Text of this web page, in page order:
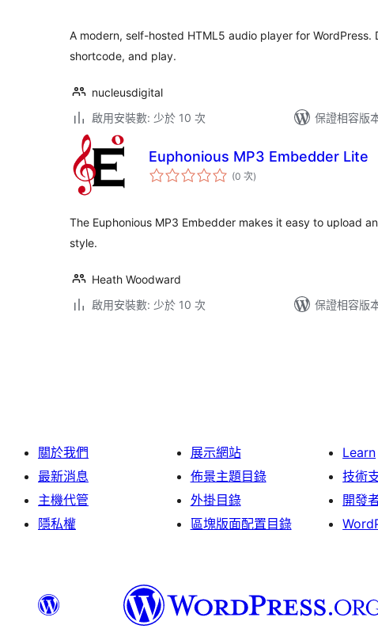
A modern, self-hosted HTML5 audio player for WordPress.
shortcode, and play.
nucleusdigital
啟用安裝數: 少於 10 次
保證相容版
Euphonious MP3 Embedder Lite
(0 次評
分)
The Euphonious MP3 Embedder makes it easy to upload
style.
Heath Woodward
啟用安裝數: 少於 10 次
保證相容版
關於我們
最新消息
主機代管
隱私權
展示網站
佈景主題目錄
外掛目錄
區塊版面配置目錄
Learn
技術
開發